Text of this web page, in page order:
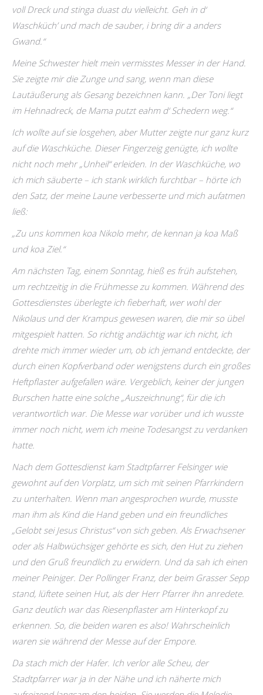
voll Dreck und stinga duast du vielleicht. Geh in d‘
Waschküch’ und mach de sauber, i bring dir a anders
Gwand.“
Meine Schwester hielt mein vermisstes Messer in der Hand.
Sie zeigte mir die Zunge und sang, wenn man diese
Lautäußerung als Gesang bezeichnen kann. „Der Toni liegt
im Hehnadreck, de Mama putzt eahm d‘ Schedern weg.“
Ich wollte auf sie losgehen, aber Mutter zeigte nur ganz kurz
auf die Waschküche. Dieser Fingerzeig genügte, ich wollte
nicht noch mehr „Unheil“ erleiden. In der Waschküche, wo
ich mich säuberte – ich stank wirklich furchtbar – hörte ich
den Satz, der meine Laune verbesserte und mich aufatmen
ließ:
„Zu uns kommen koa Nikolo mehr, de kennan ja koa Maß
und koa Ziel.“
Am nächsten Tag, einem Sonntag, hieß es früh aufstehen,
um rechtzeitig in die Frühmesse zu kommen. Während des
Gottesdienstes überlegte ich fieberhaft, wer wohl der
Nikolaus und der Krampus gewesen waren, die mir so übel
mitgespielt hatten. So richtig andächtig war ich nicht, ich
drehte mich immer wieder um, ob ich jemand entdeckte, der
durch einen Kopfverband oder wenigstens durch ein großes
Heftpflaster aufgefallen wäre. Vergeblich, keiner der jungen
Burschen hatte eine solche „Auszeichnung“, für die ich
verantwortlich war. Die Messe war vorüber und ich wusste
immer noch nicht, wem ich meine Todesangst zu verdanken
hatte.
Nach dem Gottesdienst kam Stadtpfarrer Felsinger wie
gewohnt auf den Vorplatz, um sich mit seinen Pfarrkindern
zu unterhalten. Wenn man angesprochen wurde, musste
man ihm als Kind die Hand geben und ein freundliches
„Gelobt sei Jesus Christus“ von sich geben. Als Erwachsener
oder als Halbwüchsiger gehörte es sich, den Hut zu ziehen
und den Gruß freundlich zu erwidern. Und da sah ich einen
meiner Peiniger. Der Pollinger Franz, der beim Grasser Sepp
stand, lüftete seinen Hut, als der Herr Pfarrer ihn anredete.
Ganz deutlich war das Riesenpflaster am Hinterkopf zu
erkennen. So, die beiden waren es also! Wahrscheinlich
waren sie während der Messe auf der Empore.
Da stach mich der Hafer. Ich verlor alle Scheu, der
Stadtpfarrer war ja in der Nähe und ich näherte mich